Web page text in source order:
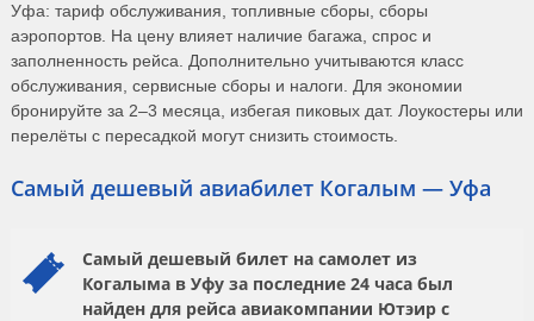
Уфа: тариф обслуживания, топливные сборы, сборы
аэропортов. На цену влияет наличие багажа, спрос и
заполненность рейса. Дополнительно учитываются класс
обслуживания, сервисные сборы и налоги. Для экономии
бронируйте за 2–3 месяца, избегая пиковых дат. Лоукостеры или
перелёты с пересадкой могут снизить стоимость.
Самый дешевый авиабилет Когалым — Уфа
Самый дешевый билет на самолет из
Когалыма в Уфу за последние 24 часа был
найден для рейса авиакомпании Ютэир с